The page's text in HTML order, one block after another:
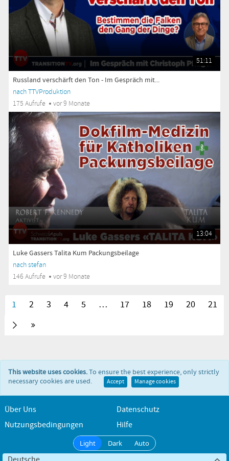
51:11
Russland verschärft den Ton - Im Gespräch mit...
nach TTVProduktion
175 Aufrufe
vor 9 Monate
13:04
Luke Gassers Talita Kum Packungsbeilage
nach stefan
146 Aufrufe
vor 9 Monate
1 2 3 4 5 … 17 18 19 20 21
This website uses cookies.To ensure the best experience, only strictly
necessary cookies are used.
Accept Manage cookies
Über Uns
Datenschutz
Nutzungsbedingungen
Hilfe
Light Dark Auto